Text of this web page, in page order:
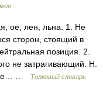
ое; лен, льна. 1. Не
сторон, стоящий в
позиция. 2.
не затрагивающий. Н.
Не… …
Толковый словарь